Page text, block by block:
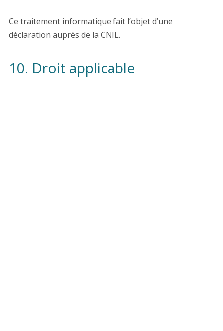
Ce traitement informatique fait l’objet d’une
déclaration auprès de la CNIL.
10. Droit applicable